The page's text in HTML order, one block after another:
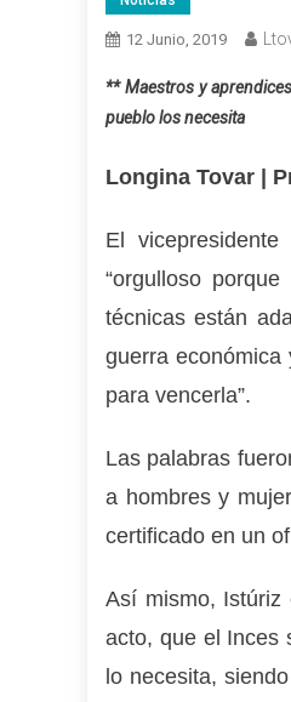
12 Junio, 2019
** Maestros y
pueblo los necesita
Longina Tovar |
El
“orgulloso
técnicas están
guerra económica
para vencerla”.
Las palabras
a hombres y
certificado en un
Así mismo, Istúriz
acto, que el Inces
lo necesita,